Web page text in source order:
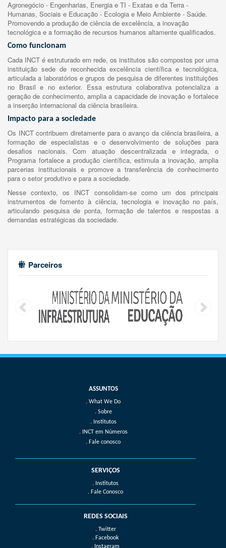
Agronegócio - Engenharias, Energia e TI - Exatas e da Terra -
Humanas, Sociais e Educação - Ecologia e Meio Ambiente - Saúde.
Promovendo a produção de ciência de excelência, a inovação
tecnológica e a formação de recursos humanos altamente qualificados.
Como funcionam
Cada INCT é estruturado em rede, os institutos são compostos por uma
instituição sede de reconhecida excelência científica e tecnológica,
articulada a laboratórios e grupos de pesquisa de diferentes instituições
no Brasil e no exterior. Essa estrutura colaborativa potencializa a
geração de conhecimento, amplia a capacidade de inovação e fortalece
a inserção internacional da ciência brasileira.
Impacto para a sociedade
Os INCT contribuem diretamente para o avanço da ciência brasileira, a
formação de especialistas e o desenvolvimento de soluções para
desafios nacionais. Com atuação descentralizada e integrada, o
Programa fortalece a produção científica, estimula a inovação, amplia
parcerias institucionais e promove a transferência de conhecimento
para o setor produtivo e para a sociedade.
Nesse contexto, os INCT consolidam-se como um dos principais
instrumentos de fomento à ciência, tecnologia e inovação no país,
articulando pesquisa de ponta, formação de talentos e respostas a
demandas estratégicas da sociedade.
Parceiros
What We Do
Sobre
Institutos
INCT em Números
Fale conosco
SERVIÇOS
. Institutos
. Fale Conosco
REDES SOCIAIS
. Twitter
. Facebook
. Instagram